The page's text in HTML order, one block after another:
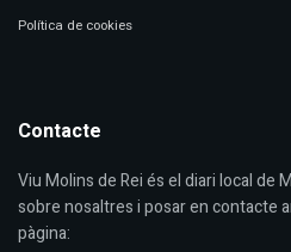
Política de cookies
Contacte
Viu Molins de Rei és el diari local de
sobre nosaltres i posar en contacte
pàgina: